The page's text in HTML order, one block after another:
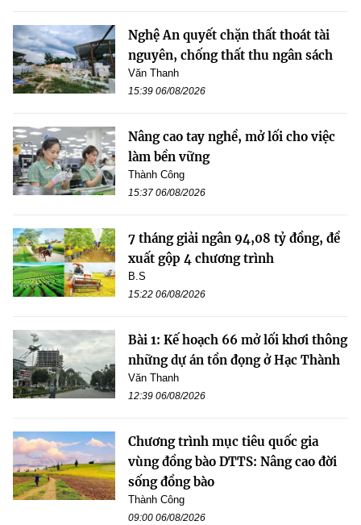
Nghệ An quyết chặn thất thoát tài
nguyên, chống thất thu ngân sách
Văn Thanh
15:39 06/08/2026
Nâng cao tay nghề, mở lối cho việc
làm bền vững
Thành Công
15:37 06/08/2026
7 tháng giải ngân 94,08 tỷ đồng, đề
xuất gộp 4 chương trình
B.S
15:22 06/08/2026
Bài 1: Kế hoạch 66 mở lối khơi thông
những dự án tồn đọng ở Hạc Thành
Văn Thanh
12:39 06/08/2026
Chương trình mục tiêu quốc gia
vùng đồng bào DTTS: Nâng cao đời
sống đồng bào
Thành Công
09:00 06/08/2026